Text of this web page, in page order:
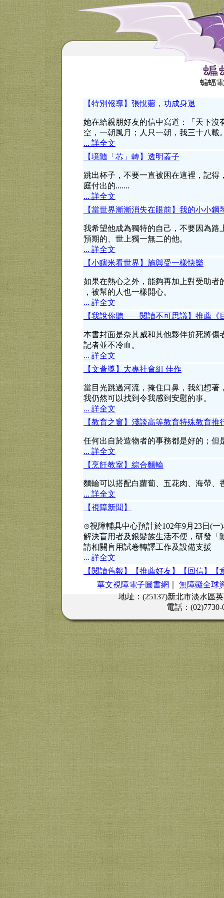
蝙蝠
【特別報導】張悅薌，功成身退
她在給親朋好友的信中寫道：「天下
空，一朝風月；人只一朝，我三十八載
... 詳全文
【境隨「芯」轉】透明蓋子
跳出杯子，不要一直被困在這裡，記
庭付出的.......
... 詳全文
【當世界漸漸消失在眼前】我的小小鋼
我希望他成為獨特的自己，不要因為
預期的、世上獨一無二的他。
... 詳全文
【小瞎米看世界】施與受一樣快樂
如果在熱心之外，能夠再加上對受助
，被幫的人也一樣開心。
... 詳全文
【我說你聽——閱讀不可思議】推薦《
本書封面是奈其威和其他夥伴拚死將
記者並不冷血。
... 詳全文
【文薈獎】大專社會組 佳作
當目光跳過河流，掩住口鼻，我幻想
我仍然可以找到令我感到安慰的事。
... 詳全文
【教育之窗】淺談高等教育特殊教育推
任何出自於造物者的事務都是好的；但
... 詳全文
【烹飪教室】綜合麵輪
麵輪可以搭配白蘿蔔、五花肉、海帶
... 詳全文
【視障新聞】
⊙視障輔具中心預計於102年9月23日(
解決盲用者及銀髮族生活不便，研發「
請相關盲用試卷轉譯工作及設備支援
... 詳全文
【閱讀舊報】
【推薦好友】 【回信】
華文視障電子圖書網
無障礙全球
地址：(25137)新北市淡水區
電話：